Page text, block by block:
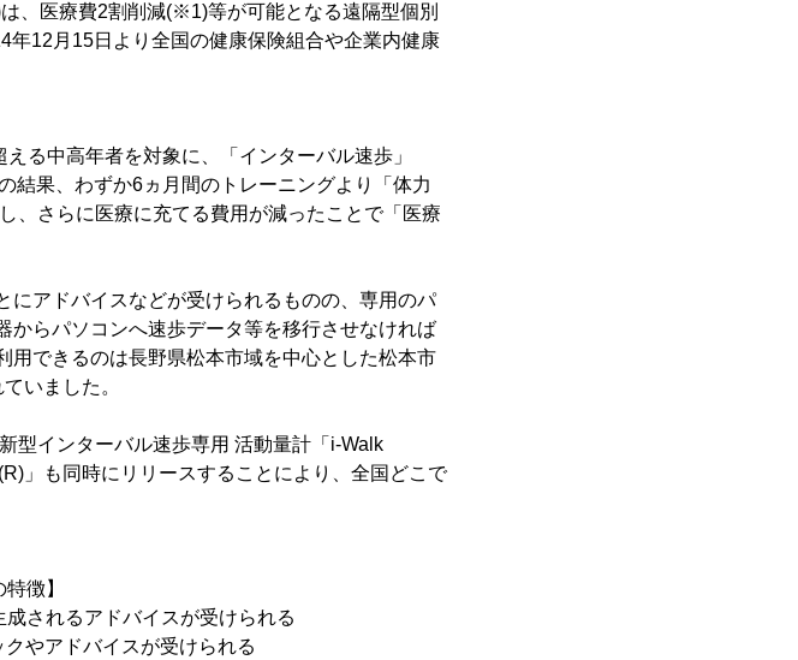
、医療費2割削減(※1)等が可能となる遠隔型個別
12月15日より全国の健康保険組合や企業内健康
る中高年者を対象に、「インターバル速歩」
果、わずか6ヵ月間のトレーニングより「体力
、さらに医療に充てる費用が減ったことで「医療
アドバイスなどが受けられるものの、専用のパ
からパソコンへ速歩データ等を移行させなければ
用できるのは長野県松本市域を中心とした松本市
いました。
型インターバル速歩専用 活動量計「i-Walk
」も同時にリリースすることにより、全国どこで
徴】
されるアドバイスが受けられる
やアドバイスが受けられる